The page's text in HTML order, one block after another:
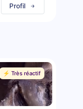
Profil
⚡️ Très réactif